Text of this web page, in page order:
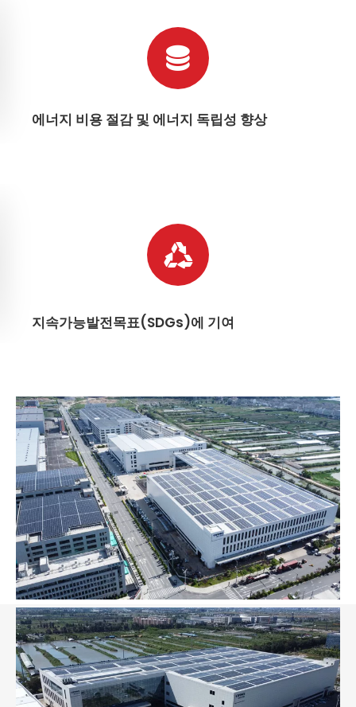
에너지 비용 절감 및 에너지 독립성 향상
지속가능발전목표(SDGs)에 기여